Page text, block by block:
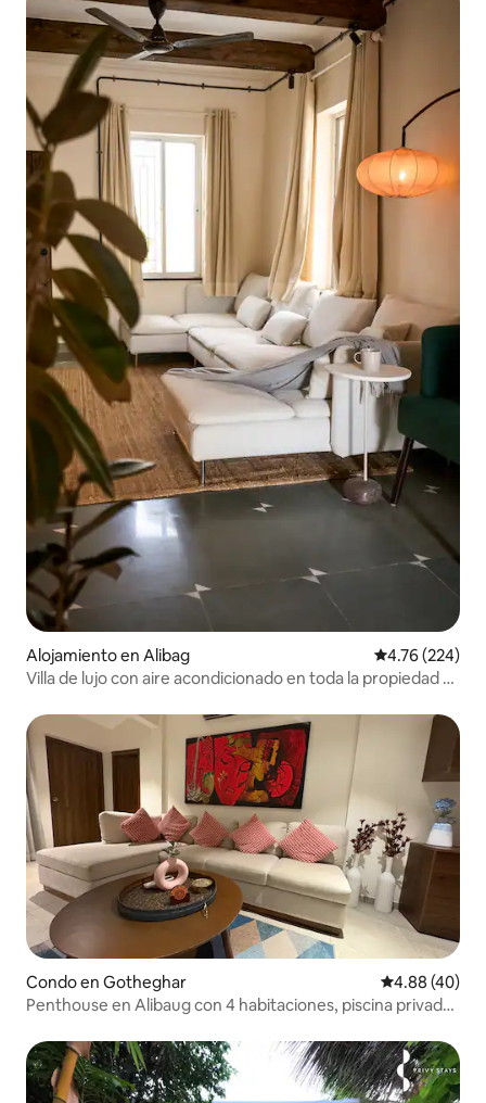
Alojamiento en Alibag Calificación
4.76 (224)
Villa de lujo con aire acondicionado en toda la propiedad y
Condo en Gotheghar Calificación
4.88 (40)
Penthouse en Alibaug con 4 habitaciones, piscina privada